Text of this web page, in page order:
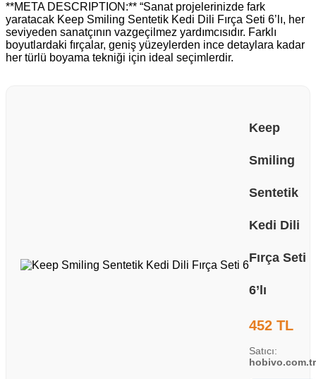
**META DESCRIPTION:** “Sanat projelerinizde fark
yaratacak Keep Smiling Sentetik Kedi Dili Fırça Seti 6’lı, her
seviyeden sanatçının vazgeçilmez yardımcısıdır. Farklı
boyutlardaki fırçalar, geniş yüzeylerden ince detaylara kadar
her türlü boyama tekniği için ideal seçimlerdir.
Keep
Smiling
Sentetik
Kedi Dili
Fırça Seti
6’lı
452 TL
Satıcı:
hobivo.com.tr